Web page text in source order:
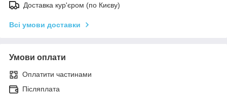
Доставка кур'єром (по Києву)
Всі умови доставки
Умови оплати
Оплатити частинами
Післяплата